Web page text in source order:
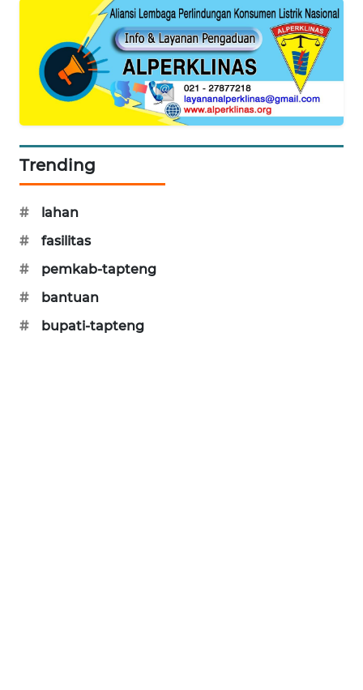
Trending
#
lahan
#
fasilitas
#
pemkab-tapteng
#
bantuan
#
bupati-tapteng
METRO
JAKARTA
NEWS
KRT
NEWS
KARING
JURNAL
HUMBANG